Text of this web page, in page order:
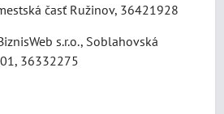
časť Ružinov, 36421928
s.r.o., Soblahovská
36332275